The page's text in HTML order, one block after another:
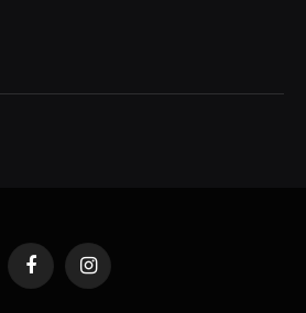
FacebookInstagram